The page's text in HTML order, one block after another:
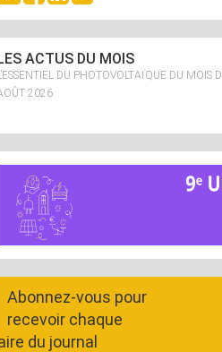
ACTUS DU MOIS
DU PHOTOVOLTAÏQUE DU MOIS
2026
Abonnez-vous pour
recevoir chaque
du journal